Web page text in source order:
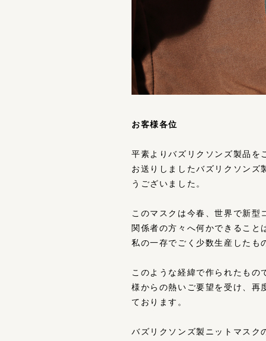
お客様各位
平素よりバズリクソンズ製品を
お送りしましたバズリクソンズ
うございました。
このマスクは今春、世界で新
関係者の方々へ何かできること
私の一存でごく少数生産したも
このような経緯で作られたも
様からの熱いご要望を受け、再
ております。
バズリクソンズ製ニットマスク